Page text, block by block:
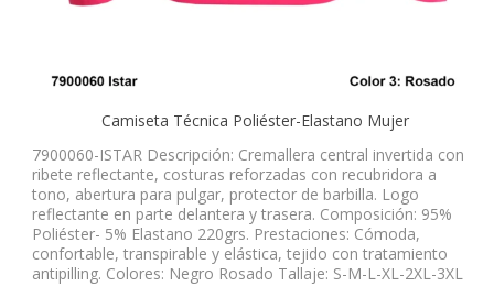
Camiseta Técnica Poliéster-Elastano Mujer
7900060-ISTAR Descripción: Cremallera central invertida con
ribete reflectante, costuras reforzadas con recubridora a
tono, abertura para pulgar, protector de barbilla. Logo
reflectante en parte delantera y trasera. Composición: 95%
Poliéster- 5% Elastano 220grs. Prestaciones: Cómoda,
confortable, transpirable y elástica, tejido con tratamiento
antipilling. Colores: Negro Rosado Tallaje: S-M-L-XL-2XL-3XL